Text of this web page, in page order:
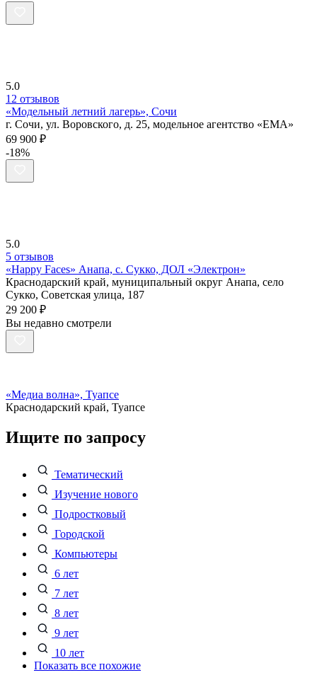
5.0
12 отзывов
«Модельный летний лагерь», Сочи
г. Сочи, ул. Воровского, д. 25, модельное агентство «EMA»
69 900 ₽
-18%
5.0
5 отзывов
«Happy Faces» Анапа, с. Сукко, ДОЛ «Электрон»
Краснодарский край, муниципальный округ Анапа, село
Сукко, Советская улица, 187
29 200 ₽
Вы недавно смотрели
«Медиа волна», Туапсе
Краснодарский край, Туапсе
Ищите по запросу
Тематический
Изучение нового
Подростковый
Городской
Компьютеры
6 лет
7 лет
8 лет
9 лет
10 лет
Показать все похожие